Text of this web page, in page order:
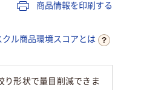
ＯＰＳ
6.7g
商品情報を印刷する
クル商品環境スコアとは
り形状で量目削減できま